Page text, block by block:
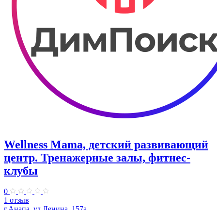
Wellness Mama, детский развивающий
центр. Тренажерные залы, фитнес-
клубы
0
1 отзыв